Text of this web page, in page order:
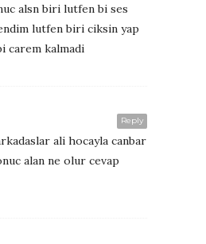
alsn biri lutfen bi ses
lutfen biri ciksin yap
carem kalmadi
Reply
ali hocayla canbar
alan ne olur cevap